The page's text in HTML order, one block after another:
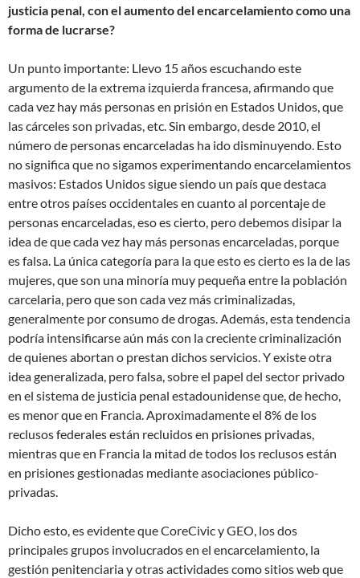
justicia penal, con el aumento del encarcelamiento como una
forma de lucrarse?
Un punto importante: Llevo 15 años escuchando este
argumento de la extrema izquierda francesa, afirmando que
cada vez hay más personas en prisión en Estados Unidos, que
las cárceles son privadas, etc. Sin embargo, desde 2010, el
número de personas encarceladas ha ido disminuyendo. Esto
no significa que no sigamos experimentando encarcelamientos
masivos: Estados Unidos sigue siendo un país que destaca
entre otros países occidentales en cuanto al porcentaje de
personas encarceladas, eso es cierto, pero debemos disipar la
idea de que cada vez hay más personas encarceladas, porque
es falsa. La única categoría para la que esto es cierto es la de las
mujeres, que son una minoría muy pequeña entre la población
carcelaria, pero que son cada vez más criminalizadas,
generalmente por consumo de drogas. Además, esta tendencia
podría intensificarse aún más con la creciente criminalización
de quienes abortan o prestan dichos servicios. Y existe otra
idea generalizada, pero falsa, sobre el papel del sector privado
en el sistema de justicia penal estadounidense que, de hecho,
es menor que en Francia. Aproximadamente el 8% de los
reclusos federales están recluidos en prisiones privadas,
mientras que en Francia la mitad de todos los reclusos están
en prisiones gestionadas mediante asociaciones público-
privadas.
Dicho esto, es evidente que CoreCivic y GEO, los dos
principales grupos involucrados en el encarcelamiento, la
gestión penitenciaria y otras actividades como sitios web que